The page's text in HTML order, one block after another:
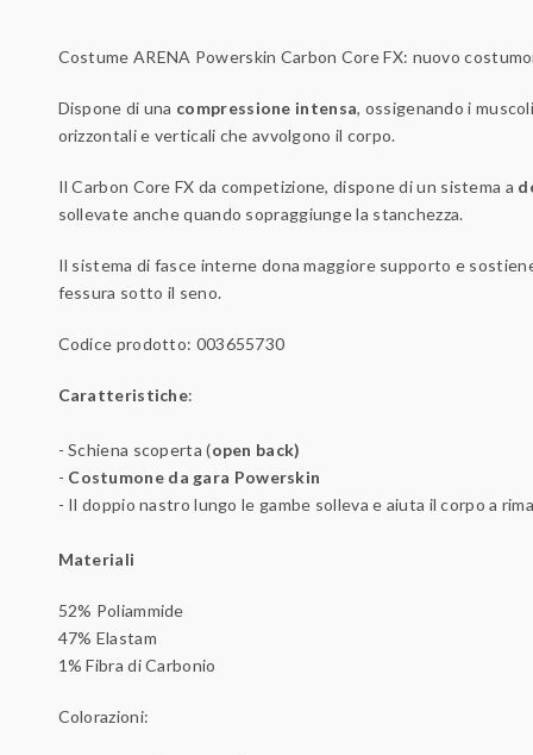
Costume ARENA Powerskin Carbon Core FX: nuovo
Dispone di una compressione intensa, ossigenando i
orizzontali e verticali che avvolgono il corpo.
Il Carbon Core FX da competizione, dispone di un sistema a
sollevate anche quando sopraggiunge la stanchezza.
Il sistema di fasce interne dona maggiore supporto e
fessura sotto il seno.
Codice prodotto: 003655730
Caratteristiche:
- Schiena scoperta (open back)
- Costumone da gara Powerskin
- Il doppio nastro lungo le gambe solleva e aiuta il corpo a
Materiali
52% Poliammide
47% Elastam
1% Fibra di Carbonio
Colorazioni: